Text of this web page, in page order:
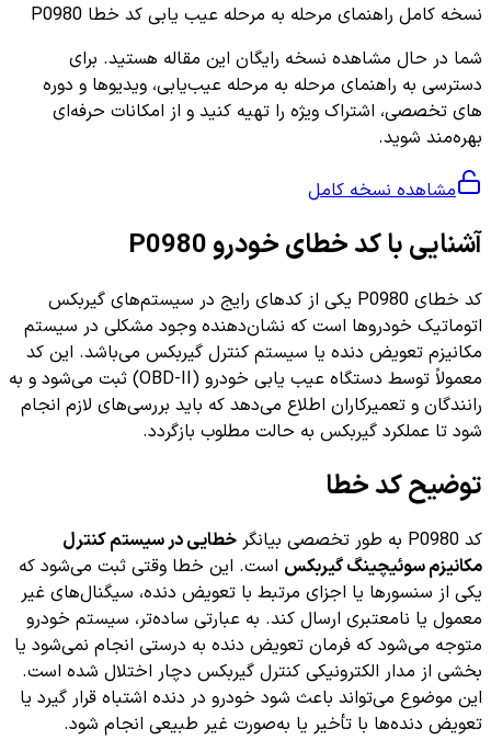
نسخه کامل راهنمای مرحله به مرحله عیب یابی کد خطا P0980
شما در حال مشاهده نسخه رایگان این مقاله هستید. برای
دسترسی به راهنمای مرحله به مرحله عیب‌یابی، ویدیوها و دوره
های تخصصی، اشتراک ویژه را تهیه کنید و از امکانات حرفه‌ای
بهره‌مند شوید.
مشاهده نسخه کامل
آشنایی با کد خطای خودرو P0980
کد خطای P0980 یکی از کدهای رایج در سیستم‌های گیربکس
اتوماتیک خودروها است که نشان‌دهنده وجود مشکلی در سیستم
مکانیزم تعویض دنده یا سیستم کنترل گیربکس می‌باشد. این کد
معمولاً توسط دستگاه عیب یابی خودرو (OBD-II) ثبت می‌شود و به
رانندگان و تعمیرکاران اطلاع می‌دهد که باید بررسی‌های لازم انجام
شود تا عملکرد گیربکس به حالت مطلوب بازگردد.
توضیح کد خطا
کد P0980 به طور تخصصی بیانگر
خطایی در سیستم کنترل
مکانیزم سوئیچینگ گیربکس است. این خطا وقتی ثبت می‌شود که
یکی از سنسورها یا اجزای مرتبط با تعویض دنده، سیگنال‌های غیر
معمول یا نامعتبری ارسال کند. به عبارتی ساده‌تر، سیستم خودرو
متوجه می‌شود که فرمان تعویض دنده به درستی انجام نمی‌شود یا
بخشی از مدار الکترونیکی کنترل گیربکس دچار اختلال شده است.
این موضوع می‌تواند باعث شود خودرو در دنده اشتباه قرار گیرد یا
تعویض دنده‌ها با تأخیر یا به‌صورت غیر طبیعی انجام شود.